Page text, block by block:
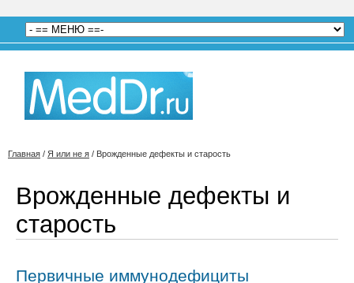
Главная / Я или не я / Врожденные дефекты и старость
Врожденные дефекты и
старость
Первичные иммунодефициты